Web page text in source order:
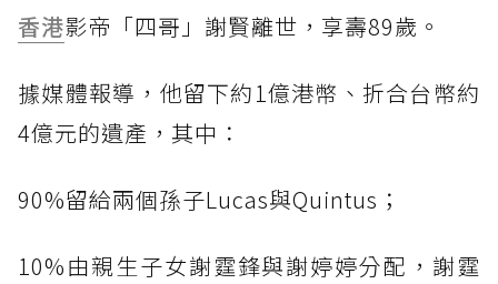
香港影帝「四哥」謝賢離世，享壽89歲。
據媒體報導，他留下約1億港幣、折合台幣約
4億元的遺產，其中：
90%留給兩個孫子Lucas與Quintus；
10%由親生子女謝霆鋒與謝婷婷分配，謝霆